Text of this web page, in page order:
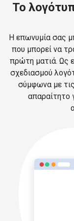
Το
Η επωνυμία σας
που μπορεί να
πρώτη ματιά. Ως
σχεδιασμού
σύμφωνα με
απαραίτητο